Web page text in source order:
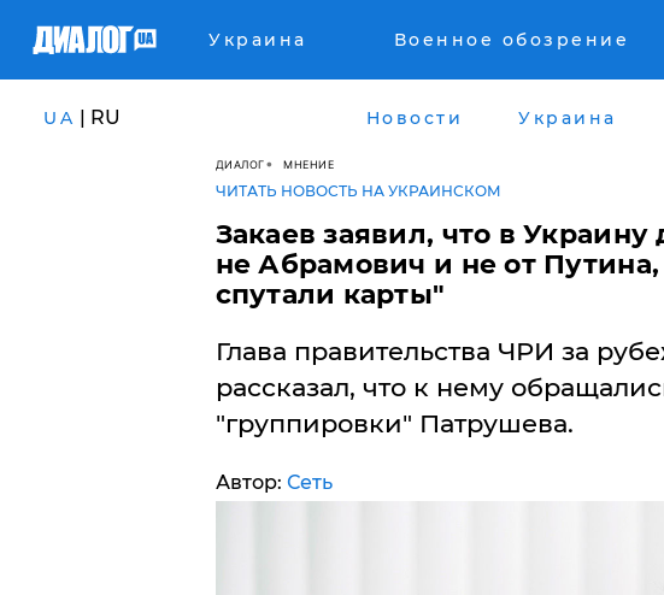
Украина Военное обозрение
UA | RU Новости Украина
ДИАЛОГ МНЕНИЕ
ЧИТАТЬ НОВОСТЬ НА УКРАИНСКОМ
Закаев заявил, что в
не Абрамович и не от
спутали карты"
Глава правительства ЧРИ за
рассказал, что к нему
"группировки" Патрушева.
Автор: Сеть